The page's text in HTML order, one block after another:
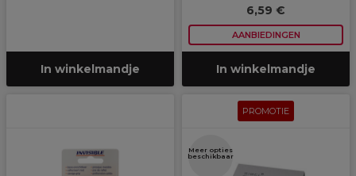
In winkelmandje
6,59 €
AANBIEDINGEN
In winkelmandje
PROMOTIE
Meer opties
beschikbaar